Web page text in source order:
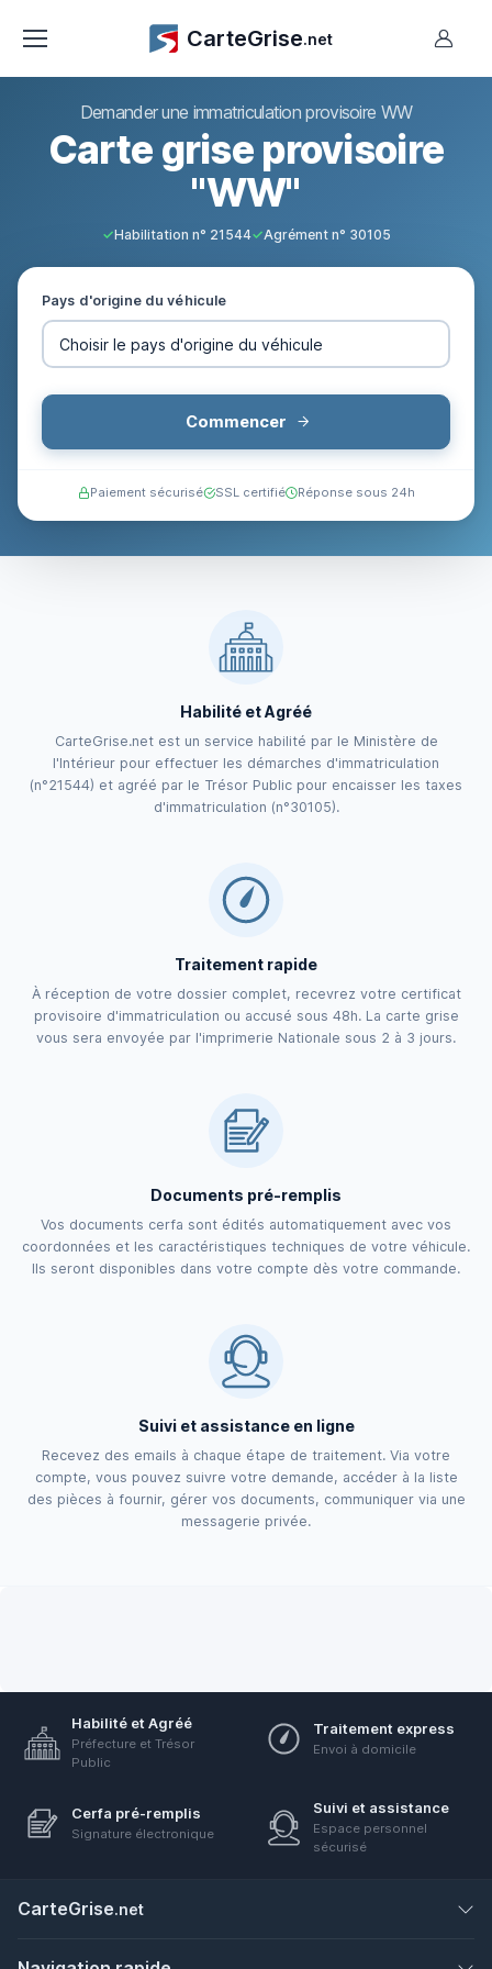
CarteGrise.net
Demander une immatriculation provisoire WW
Carte grise provisoire
"WW"
✓Habilitation n° 21544✓Agrément n° 30105
Pays d'origine du véhicule
Commencer
Paiement sécurisé SSL certifié Réponse sous 24h
Habilité et Agréé
CarteGrise.net est un service habilité par le Ministère de
l'Intérieur pour effectuer les démarches d'immatriculation
(n°21544) et agréé par le Trésor Public pour encaisser les taxes
d'immatriculation (n°30105).
Traitement rapide
À réception de votre dossier complet, recevrez votre certificat
provisoire d'immatriculation ou accusé sous 48h. La carte grise
vous sera envoyée par l'imprimerie Nationale sous 2 à 3 jours.
Documents pré-remplis
Vos documents cerfa sont édités automatiquement avec vos
coordonnées et les caractéristiques techniques de votre véhicule.
Ils seront disponibles dans votre compte dès votre commande.
Suivi et assistance en ligne
Recevez des emails à chaque étape de traitement. Via votre
compte, vous pouvez suivre votre demande, accéder à la liste
des pièces à fournir, gérer vos documents, communiquer via une
messagerie privée.
Habilité et Agréé
Préfecture et Trésor
Public
Traitement express
Envoi à domicile
Cerfa pré-remplis
Signature électronique
Suivi et assistance
Espace personnel
sécurisé
CarteGrise.net